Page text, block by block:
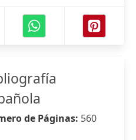
de Páginas: 560